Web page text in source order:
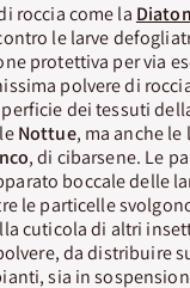
roccia come la
le larve
protettiva per via
polvere di
dei tessuti
Nottue, ma anche le
, di cibarsene. Le
boccale delle
le particelle
cuticola di altri
da distribuire
sia in